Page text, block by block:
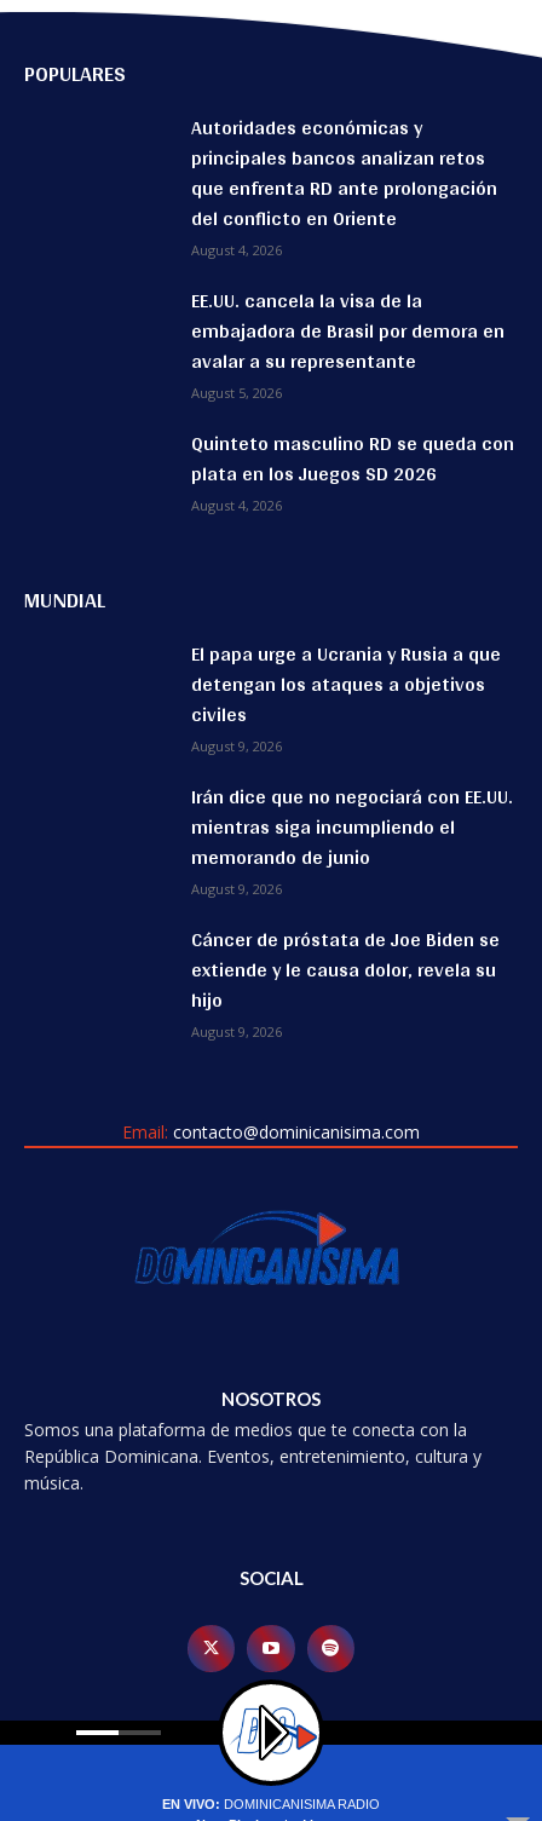
POPULARES
Autoridades económicas y
principales bancos analizan retos
que enfrenta RD ante prolongación
del conflicto en Oriente
August 4, 2026
EE.UU. cancela la visa de la
embajadora de Brasil por demora en
avalar a su representante
August 5, 2026
Quinteto masculino RD se queda con
plata en los Juegos SD 2026
August 4, 2026
MUNDIAL
El papa urge a Ucrania y Rusia a que
detengan los ataques a objetivos
civiles
August 9, 2026
Irán dice que no negociará con EE.UU.
mientras siga incumpliendo el
memorando de junio
August 9, 2026
Cáncer de próstata de Joe Biden se
extiende y le causa dolor, revela su
hijo
August 9, 2026
Email: contacto@dominicanisima.com
NOSOTROS
Somos una plataforma de medios que te conecta con la
República Dominicana. Eventos, entretenimiento, cultura y
música.
SOCIAL
© 2025 Dominicanísima, Todos los derechoss reservados.
Política de Privacidad Contacto Actualidad Mundial
EN VIVO: DOMINICANISIMA RADIO